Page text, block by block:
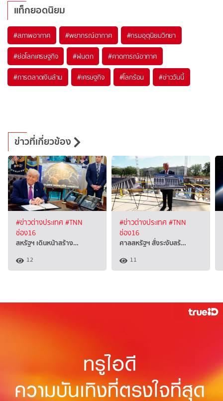
แท็กยอดนิยม
#สภาพอากาศ #พยากรณ์อากาศ #กรมอุตุนิยมวิทยา
#ย่อโลกเศรษฐกิจ #ฝนตก #คาดการณ์อากาศ
#การตลาดเงินล้าน #เศรษฐกิจ #โลกร้อน #ข่าววันนี้
ข่าวที่เกี่ยวข้อง
#ข่าวต่างประเทศ #TNN
ช่อง16
สหรัฐฯ เดินหน้าสร้าง…
12
#ข่าวต่างประเทศ #TNN
ช่อง16
ศาลสหรัฐฯ สั่งระงับสร้…
11